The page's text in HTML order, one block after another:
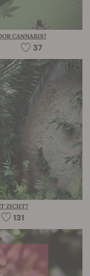
CANNABIS?
37
ZICHT?
131